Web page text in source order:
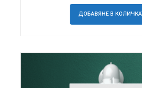
ДОБАВЯНЕ В